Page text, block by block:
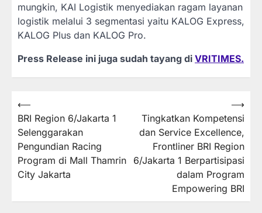
mungkin, KAI Logistik menyediakan ragam layanan
logistik melalui 3 segmentasi yaitu KALOG Express,
KALOG Plus dan KALOG Pro.
Press Release ini juga sudah tayang di VRITIMES.
Post
navigation
⟵
BRI Region 6/Jakarta 1
Selenggarakan
Pengundian Racing
Program di Mall Thamrin
City Jakarta
Tingkatkan Kompetensi
dan Service Excellence,
Frontliner BRI Region
6/Jakarta 1 Berpartisipasi
dalam Program
Empowering BRI
⟶